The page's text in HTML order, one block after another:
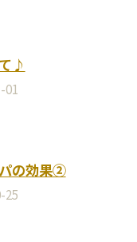
♪
01
の効果②
25